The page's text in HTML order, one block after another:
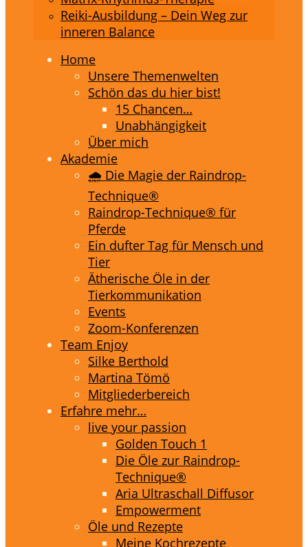
Reiki-Ausbildung – Dein Weg zur
inneren Balance
Home
Unsere Themenwelten
Schön das du hier bist!
15 Chancen…
Unabhängigkeit
Über mich
Akademie
🌧️ Die Magie der Raindrop-
Technique®
Raindrop-Technique® für
Pferde
Ein dufter Tag für Mensch und
Tier
Ätherische Öle in der
Tierkommunikation
Events
Zoom-Konferenzen
Team Enjoy
Silke Berthold
Martina Tömö
Mitgliederbereich
Erfahre mehr…
live your passion
Golden Touch 1
Die Öle zur Raindrop-
Technique®
Aria Ultraschall Diffusor
Empowerment
Öle und Rezepte
Meine Kochrezepte